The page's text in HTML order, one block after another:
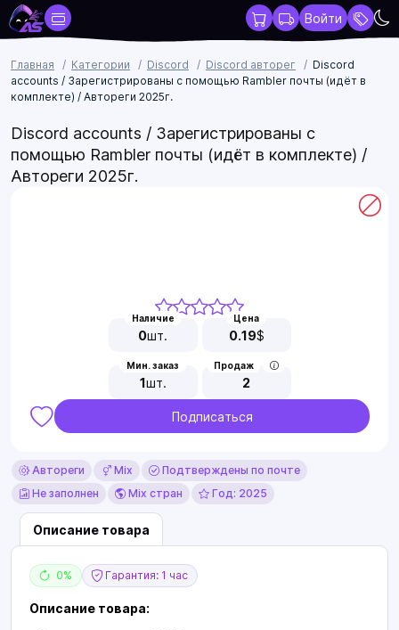
Войти
Главная Категории Discord Discord авторег
Discord
accounts / Зарегистрированы с помощью Rambler почты (идёт в
комплекте) / Автореги 2025г.
Discord accounts / Зарегистрированы с
помощью Rambler почты (идёт в комплекте) /
Автореги 2025г.
Наличие
0шт.
Цена
0.19$
Мин. заказ
1шт.
Продаж
2
Подписаться
Автореги Mix
Подтверждены по почте
Не заполнен
Mix стран Год: 2025
Описание товара
0% Гарантия: 1 час
Описание товара: